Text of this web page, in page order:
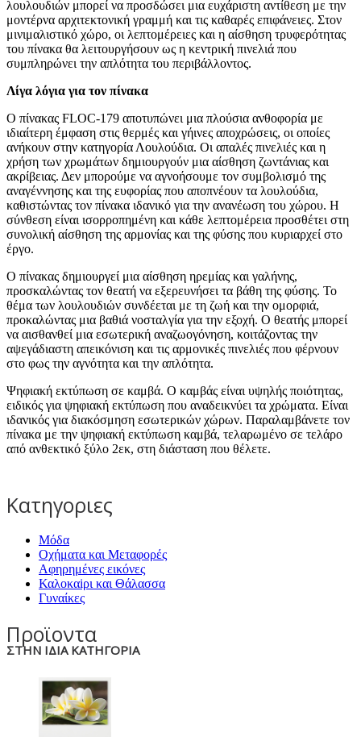
λουλουδιών μπορεί να προσδώσει μια ευχάριστη αντίθεση με την
μοντέρνα αρχιτεκτονική γραμμή και τις καθαρές επιφάνειες. Στον
μινιμαλιστικό χώρο, οι λεπτομέρειες και η αίσθηση τρυφερότητας
του πίνακα θα λειτουργήσουν ως η κεντρική πινελιά που
συμπληρώνει την απλότητα του περιβάλλοντος.
Λίγα λόγια για τον πίνακα
Ο πίνακας FLOC-179 αποτυπώνει μια πλούσια ανθοφορία με
ιδιαίτερη έμφαση στις θερμές και γήινες αποχρώσεις, οι οποίες
ανήκουν στην κατηγορία Λουλούδια. Οι απαλές πινελιές και η
χρήση των χρωμάτων δημιουργούν μια αίσθηση ζωντάνιας και
ακρίβειας. Δεν μπορούμε να αγνοήσουμε τον συμβολισμό της
αναγέννησης και της ευφορίας που αποπνέουν τα λουλούδια,
καθιστώντας τον πίνακα ιδανικό για την ανανέωση του χώρου. Η
σύνθεση είναι ισορροπημένη και κάθε λεπτομέρεια προσθέτει στη
συνολική αίσθηση της αρμονίας και της φύσης που κυριαρχεί στο
έργο.
Ο πίνακας δημιουργεί μια αίσθηση ηρεμίας και γαλήνης,
προσκαλώντας τον θεατή να εξερευνήσει τα βάθη της φύσης. Το
θέμα των λουλουδιών συνδέεται με τη ζωή και την ομορφιά,
προκαλώντας μια βαθιά νοσταλγία για την εξοχή. Ο θεατής μπορεί
να αισθανθεί μια εσωτερική αναζωογόνηση, κοιτάζοντας την
αψεγάδιαστη απεικόνιση και τις αρμονικές πινελιές που φέρνουν
στο φως την αγνότητα και την απλότητα.
Ψηφιακή εκτύπωση σε καμβά. Ο καμβάς είναι υψηλής ποιότητας,
ειδικός για ψηφιακή εκτύπωση που αναδεικνύει τα χρώματα. Είναι
ιδανικός για διακόσμηση εσωτερικών χώρων. Παραλαμβάνετε τον
πίνακα με την ψηφιακή εκτύπωση καμβά, τελαρωμένο σε τελάρο
από ανθεκτικό ξύλο 2εκ, στη διάσταση που θέλετε.
Κατηγοριες
Μόδα
Οχήματα και Μεταφορές
Αφηρημένες εικόνες
Καλοκαiρι και Θάλασσα
Γυναίκες
Προϊοντα
ΣΤΗΝ ΙΔΙΑ ΚΑΤΗΓΟΡΙΑ